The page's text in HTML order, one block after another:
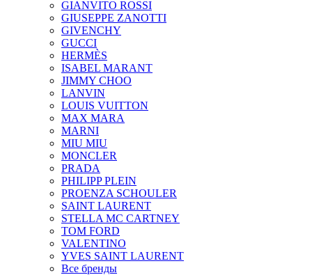
GIANVITO ROSSI
GIUSEPPE ZANOTTI
GIVENCHY
GUCCI
HERMÈS
ISABEL MARANT
JIMMY CHOO
LANVIN
LOUIS VUITTON
MAX MARA
MARNI
MIU MIU
MONCLER
PRADA
PHILIPP PLEIN
PROENZA SCHOULER
SAINT LAURENT
STELLA MC CARTNEY
TOM FORD
VALENTINO
YVES SAINT LAURENT
Все бренды